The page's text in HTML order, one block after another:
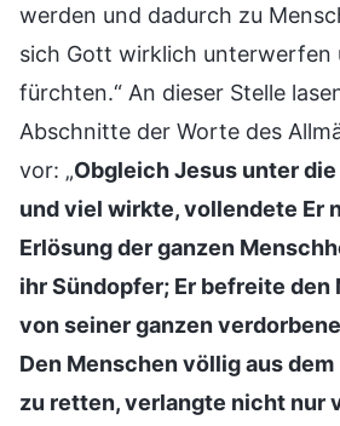
werden und dadurch zu
sich Gott wirklich unterwerfen
fürchten.“ An dieser Stelle
Abschnitte der Worte des
vor: „Obgleich Jesus unter
und viel wirkte, vollendete Er
Erlösung der ganzen
ihr Sündopfer; Er befreite
von seiner ganzen
Den Menschen völlig aus
zu retten, verlangte nicht nur